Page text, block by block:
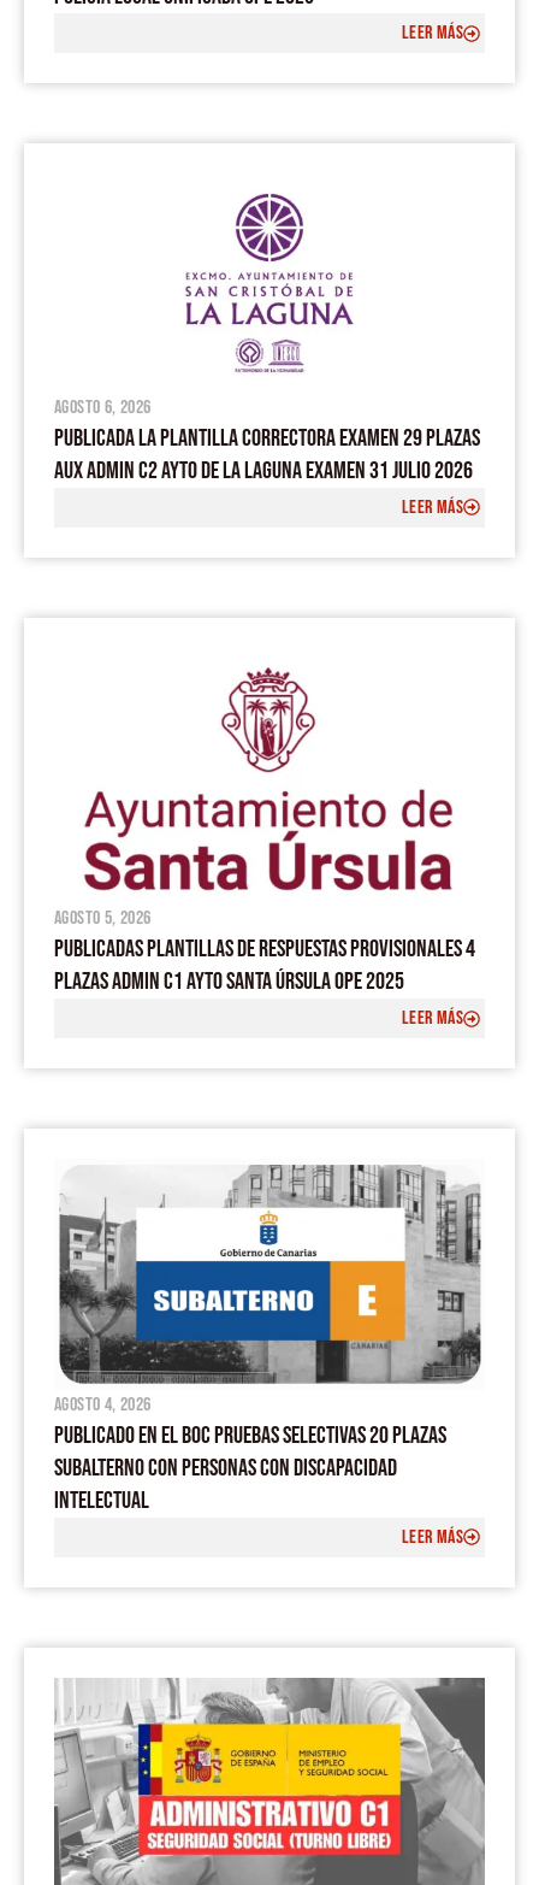
LEER MÁS
agosto 6, 2026
PUBLICADA LA PLANTILLA CORRECTORA EXAMEN 29 PLAZAS
AUX ADMIN C2 AYTO DE LA LAGUNA EXAMEN 31 JULIO 2026
LEER MÁS
agosto 5, 2026
PUBLICADAS PLANTILLAS DE RESPUESTAS PROVISIONALES 4
PLAZAS ADMIN C1 AYTO SANTA ÚRSULA OPE 2025
LEER MÁS
agosto 4, 2026
PUBLICADO EN EL BOC PRUEBAS SELECTIVAS 20 PLAZAS
SUBALTERNO CON PERSONAS CON DISCAPACIDAD
INTELECTUAL
LEER MÁS